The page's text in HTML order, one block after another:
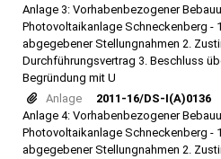
Anlage 3: Vorhabenbezogener
Photovoltaikanlage Schneckenberg -
abgegebener Stellungnahmen 2.
Durchführungsvertrag 3. Beschluss
Begründung mit U
Anlage
2011-16/DS-I(A)0136
Anlage 4: Vorhabenbezogener
Photovoltaikanlage Schneckenberg -
abgegebener Stellungnahmen 2.